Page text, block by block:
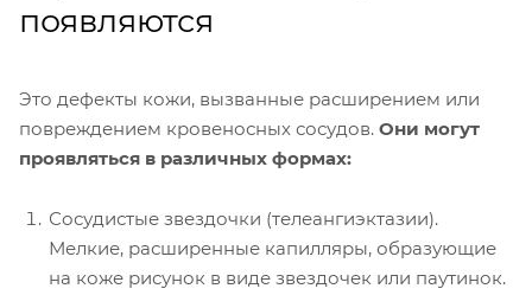
появляются
Это дефекты кожи, вызванные расширением или
повреждением кровеносных сосудов. Они могут
проявляться в различных формах:
Сосудистые звездочки (телеангиэктазии).
Мелкие, расширенные капилляры, образующие
на коже рисунок в виде звездочек или паутинок.